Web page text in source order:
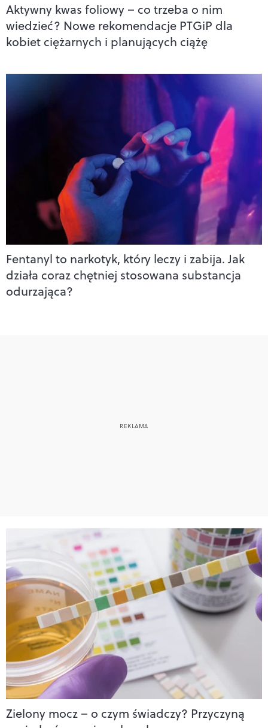
Aktywny kwas foliowy – co trzeba o nim
wiedzieć? Nowe rekomendacje PTGiP dla
kobiet ciężarnych i planujących ciążę
Fentanyl to narkotyk, który leczy i zabija. Jak
działa coraz chętniej stosowana substancja
odurzająca?
Zielony mocz – o czym świadczy? Przyczyną